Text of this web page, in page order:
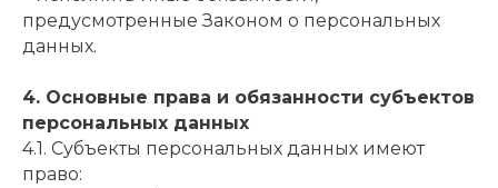
предусмотренные Законом о персональных
данных.
4. Основные права и обязанности субъектов
персональных данных
4.1. Субъекты персональных данных имеют
право: